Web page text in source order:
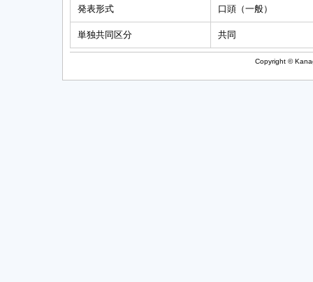
発表形式 口頭（一般）
単独共同区分 共同
Copyright ©